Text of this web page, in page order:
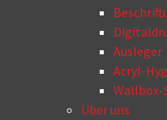
Ausleger
Acryl-
Wallbox-
Über uns